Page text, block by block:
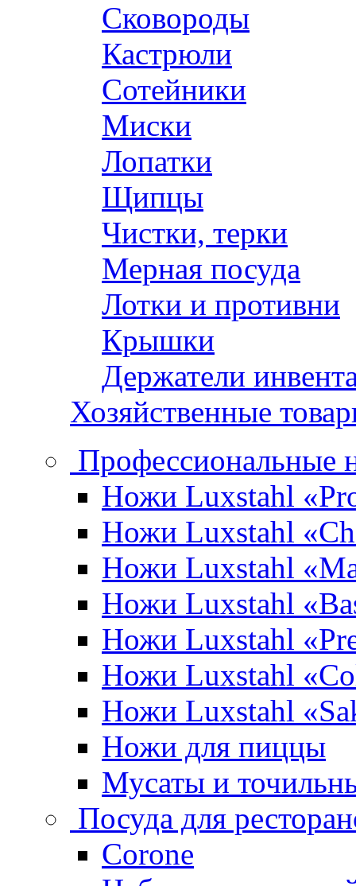
Сковороды
Кастрюли
Сотейники
Миски
Лопатки
Щипцы
Чистки, терки
Мерная посуда
Лотки и противни
Крышки
Держатели
Хозяйственные
Профессиональные
Ножи Luxstahl
Ножи Luxstahl
Ножи Luxstahl
Ножи Luxstahl
Ножи Luxstahl
Ножи Luxstahl
Ножи Luxstahl
Ножи для пиццы
Мусаты и
Посуда для
Corone